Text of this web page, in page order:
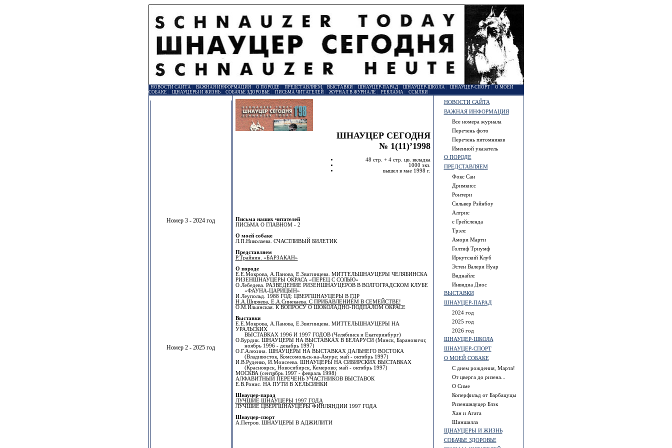
НОВОСТИ САЙТА| ВАЖНАЯ ИНФОРМАЦИЯ| О ПОРОДЕ ПРЕДСТАВЛЯЕМ| ВЫСТАВКИ ШНАУЦЕР-ПАРАД| ШНАУЦЕР-ШКОЛА| ШНАУЦЕР-СПОРТ|
О МОЕЙ
СОБАКЕ
ЩНАУЦЕРЫ И ЖИЗНЬ| СОБАЧЬЕ ЗДОРОВЬЕ ПИСЬМА ЧИТАТЕЛЕЙ ЖУРНАЛ В ЖУРНАЛЕ РЕКЛАМА| ССЫЛКИ
Номер 3 - 2024 год
Номер 2 - 2025 год
ШНАУЦЕР СЕГОДНЯ
№ 1(11)’1998
48 стр. + 4 стр. цв. вкладка
1000 экз.
вышел в мае 1998 г.
Письма наших читателей
ПИСЬМА О ГЛАВНОМ - 2
О моей собаке
Л.П.Николаева. СЧАСТЛИВЫЙ БИЛЕТИК
Представляем
Р.Трайнин. «БАРЗАКАН»
О породе
Е.Е.Мокрова, А.Панова, Е.Звигинцева. МИТТЕЛЬШНАУЦЕРЫ ЧЕЛЯБИНСКА
РИЗЕНШНАУЦЕРЫ ОКРАСА «ПЕРЕЦ С СОЛЬЮ»
О.Лебедева. РАЗВЕДЕНИЕ РИЗЕНШНАУЦЕРОВ В ВОЛГОГРАДСКОМ КЛУБЕ
«ФАУНА-ЦАРИЦЫН»
И.Леупольд. 1988 ГОД: ЦВЕРГШНАУЦЕРЫ В ГДР
Н.А.Ширяева, Е.А.Синекаева. С ПРИБАВЛЕНИЕМ В СЕМЕЙСТВЕ!
О.М.Ильинская. К ВОПРОСУ О ШОКОЛАДНО-ПОДПАЛОМ ОКРАСЕ
Выставки
Е.Е.Мокрова, А.Панова, Е.Звигинцева. МИТТЕЛЬШНАУЦЕРЫ НА
УРАЛЬСКИХ
ВЫСТАВКАХ 1996 И 1997 ГОДОВ (Челябинск и Екатеринбург)
О.Бурдик. ШНАУЦЕРЫ НА ВЫСТАВКАХ В БЕЛАРУСИ (Минск, Барановичи;
ноябрь 1996 - декабрь 1997)
О.Г.Алехина. ШНАУЦЕРЫ НА ВЫСТАВКАХ ДАЛЬНЕГО ВОСТОКА
(Владивосток, Комсомольск-на-Амуре; май - октябрь 1997)
И.В.Руденко, И.Моисеева. ШНАУЦЕРЫ НА СИБИРСКИХ ВЫСТАВКАХ
(Красноярск, Новосибирск, Кемерово; май - октябрь 1997)
МОСКВА (сентябрь 1997 - февраль 1998)
АЛФАВИТНЫЙ ПЕРЕЧЕНЬ УЧАСТНИКОВ ВЫСТАВОК
Е.В.Ронис. НА ПУТИ В ХЕЛЬСИНКИ
Шнауцер-парад
ЛУЧШИЕ ШНАУЦЕРЫ 1997 ГОДА
ЛУЧШИЕ ЦВЕРГШНАУЦЕРЫ ФИНЛЯНДИИ 1997 ГОДА
Шнауцер-спорт
А.Петров. ШНАУЦЕРЫ В АДЖИЛИТИ
НОВОСТИ САЙТА
ВАЖНАЯ ИНФОРМАЦИЯ
Все номера журнала
Перечень фото
Перечень питомников
Именной указатель
О ПОРОДЕ
ПРЕДСТАВЛЯЕМ
Фокс Сан
Дримкисс
Ронтери
Сильвер Рэйнбоу
Алгрис
с Грейсленда
Трэлс
Амори Марти
Голтиф Триумф
Иркутский Клуб
Эстен Валери Нуар
Виднайлс
Инвидиа Диос
ВЫСТАВКИ
ШНАУЦЕР-ПАРАД
2024 год
2025 год
2026 год
ШНАУЦЕР-ШКОЛА
ШНАУЦЕР-СПОРТ
О МОЕЙ СОБАКЕ
С днем рождения, Марта!
От цверга до ризена...
О Симе
Коперфильд от Барбацуцы
Ризеншнауцер Блэк
Хан и Агата
Шиншилла
ЩНАУЦЕРЫ И ЖИЗНЬ
СОБАЧЬЕ ЗДОРОВЬЕ